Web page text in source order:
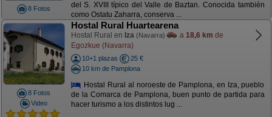
8 Fotos
del S. XVIII típico del Valle de Baztan. Conocida también
como Ostatu Zaharra, conserva ...
8 Fotos
Video
Hostal Rural Huartearena
Hostal Rural en Iza (Navarra) a 18,6 km de
Egozkue (Navarra)
10+1 plazas
25 €
10 km de Pamplona
Hostal Rural al noroeste de Pamplona, en Iza, pueblo
de la Comarca de Pamplona, buen punto de partida para
hacer turismo a los distintos lug ...